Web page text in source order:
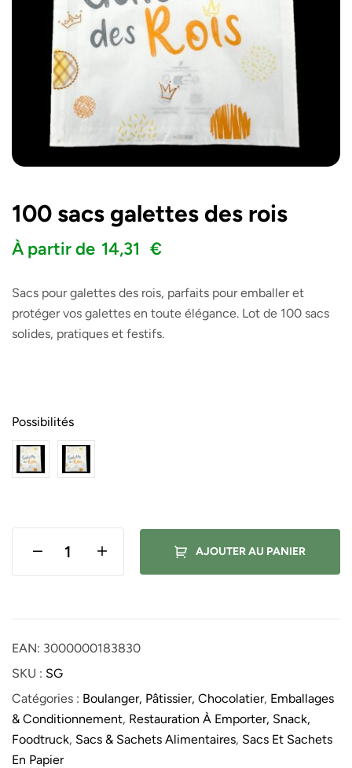
100 sacs galettes des rois
À partir de 14,31 €
Sacs pour galettes des rois, parfaits pour emballer et
protéger vos galettes en toute élégance. Lot de 100 sacs
solides, pratiques et festifs.
Possibilités
AJOUTER AU PANIER
EAN: 3000000183830
SKU : SG
Catégories : Boulanger, Pâtissier, Chocolatier, Emballages
& Conditionnement, Restauration À Emporter, Snack,
Foodtruck, Sacs & Sachets Alimentaires, Sacs Et Sachets
En Papier